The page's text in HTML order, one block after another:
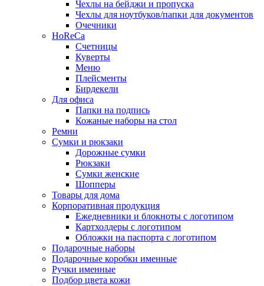
Чехлы на бейджи и пропуска
Чехлы для ноутбуков/папки для документов
Очечники
HoReCa
Счетницы
Куверты
Меню
Плейсменты
Бирдекели
Для офиса
Папки на подпись
Кожаные наборы на стол
Ремни
Сумки и рюкзаки
Дорожные сумки
Рюкзаки
Сумки женские
Шопперы
Товары для дома
Корпоративная продукция
Ежедневники и блокноты с логотипом
Картхолдеры с логотипом
Обложки на паспорта с логотипом
Подарочные наборы
Подарочные коробки именные
Ручки именные
Подбор цвета кожи